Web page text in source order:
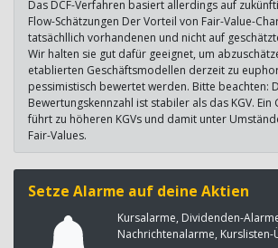
Das DCF-Verfahren basiert allerdings auf
Flow-Schätzungen Der Vorteil von Fair-Value-
tatsächllich vorhandenen und nicht auf
Wir halten sie gut dafür geeignet, um
etablierten Geschäftsmodellen derzeit zu
pessimistisch bewertet werden. Bitte beachten:
Bewertungskennzahl ist stabiler als das KGV. Ein
führt zu höheren KGVs und damit unter
Fair-Values.
Setze Alarme auf deine Aktien
Kursalarme, Dividenden-
Nachrichtenalarme, Kurslisten-